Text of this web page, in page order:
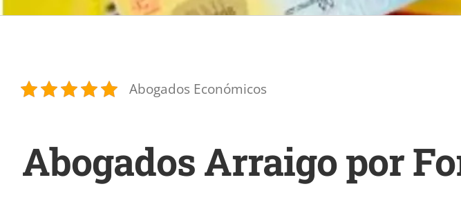
Abogados Económicos
Abogados Arraigo por